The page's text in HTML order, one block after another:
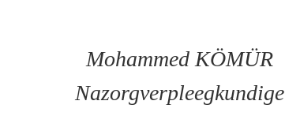
Mohammed KÖMÜR
Nazorgverpleegkundige